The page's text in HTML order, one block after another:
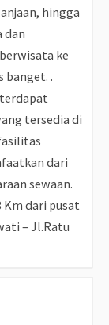
hingga
dan
ke
banget. .
tersedia di
dari
sewaan.
Km dari pusat
– Jl.Ratu